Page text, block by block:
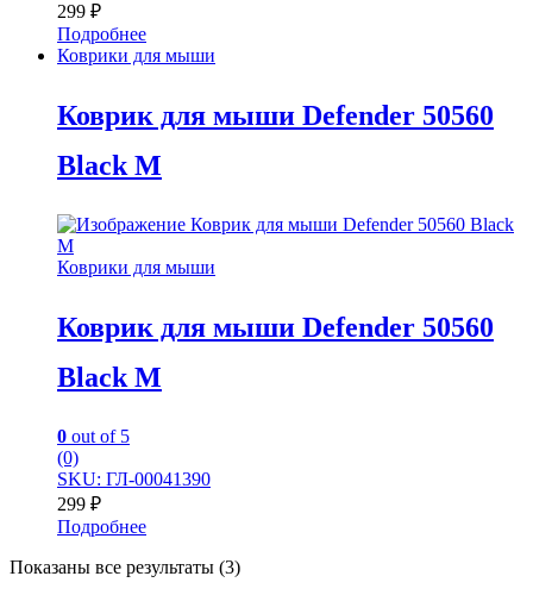
299 ₽
Подробнее
Коврики для мыши
Коврик для мыши Defender 50560
Black M
Коврики для мыши
Коврик для мыши Defender 50560
Black M
0 out of 5
(0)
SKU: ГЛ-00041390
299 ₽
Подробнее
Показаны все результаты (3)